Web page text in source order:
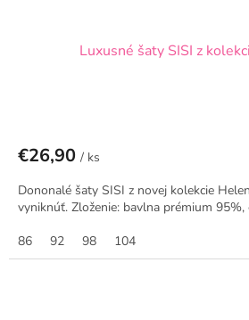
Luxusné šaty SISI z
€26,90 / ks
Dononalé šaty SISI z novej kolekcie
vyniknúť. Zloženie: bavlna prémium
86
92 98 104